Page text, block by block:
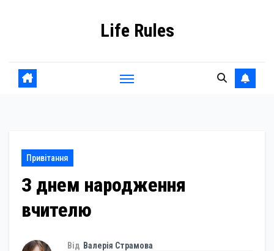
Life Rules
Привітання
З днем народження
вчителю
Від Валерія Страмова